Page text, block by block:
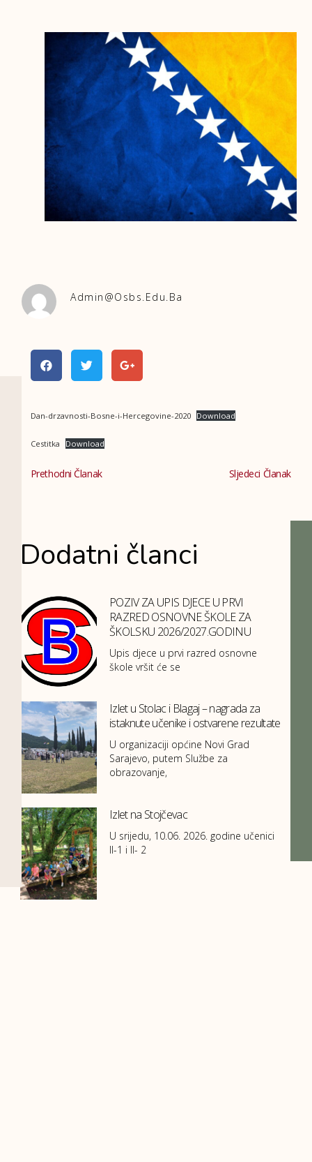
Admin@osbs.edu.ba
Dan-drzavnosti-Bosne-i-Hercegovine-2020 Download
Cestitka Download
Prethodni Članak Sljedeci Članak
Dodatni članci
POZIV ZA UPIS DJECE U PRVI
RAZRED OSNOVNE ŠKOLE ZA
ŠKOLSKU 2026/2027.GODINU
Upis djece u prvi razred osnovne
škole vršit će se
Izlet u Stolac i Blagaj – nagrada za
istaknute učenike i ostvarene rezultate
U organizaciji općine Novi Grad
Sarajevo, putem Službe za
obrazovanje,
Izlet na Stojčevac
U srijedu, 10.06. 2026. godine učenici
II-1 i II- 2